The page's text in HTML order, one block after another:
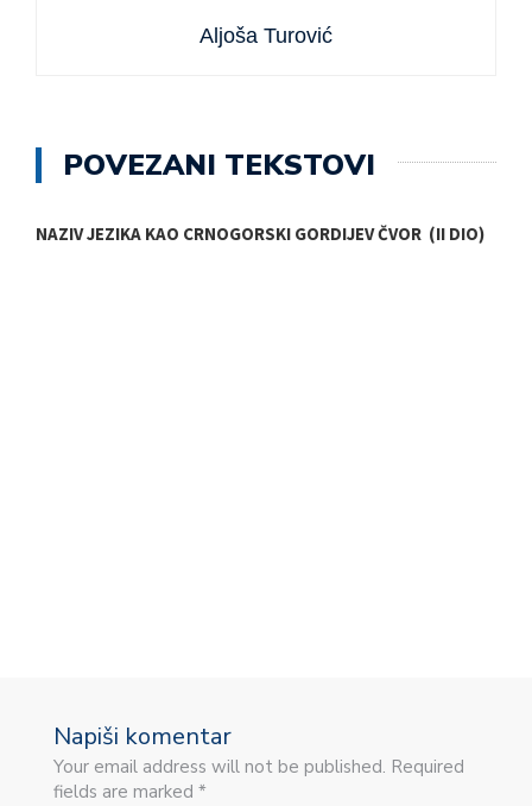
Aljoša Turović
POVEZANI TEKSTOVI
NAZIV JEZIKA KAO CRNOGORSKI GORDIJEV ČVOR (II DIO)
Napiši komentar
Your email address will not be published. Required
fields are marked *